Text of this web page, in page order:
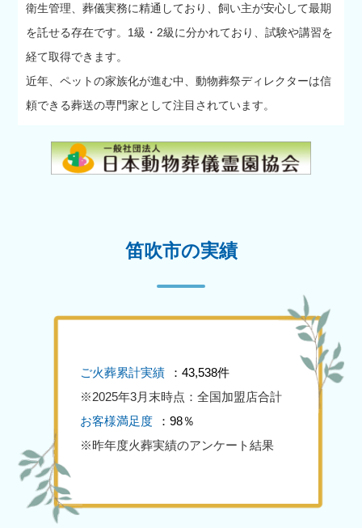
衛生管理、葬儀実務に精通しており、飼い主が安心して最期
を託せる存在です。1級・2級に分かれており、試験や講習を
経て取得できます。
近年、ペットの家族化が進む中、動物葬祭ディレクターは信
頼できる葬送の専門家として注目されています。
笛吹市の実績
ご火葬累計実績
：43,538件
※2025年3月末時点：全国加盟店合計
お客様満足度
：98％
※昨年度火葬実績のアンケート結果